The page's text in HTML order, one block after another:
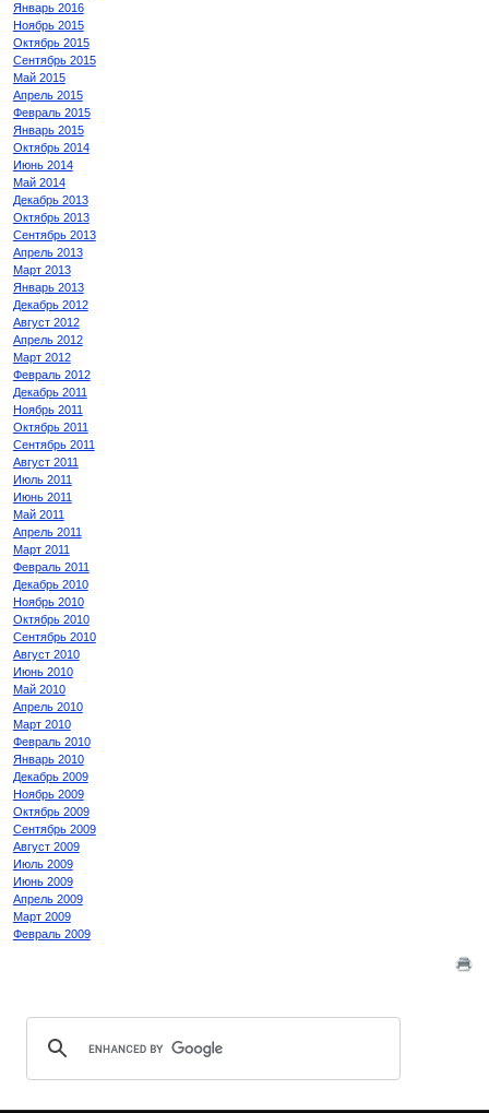
Январь 2016
Ноябрь 2015
Октябрь 2015
Сентябрь 2015
Май 2015
Апрель 2015
Февраль 2015
Январь 2015
Октябрь 2014
Июнь 2014
Май 2014
Декабрь 2013
Октябрь 2013
Сентябрь 2013
Апрель 2013
Март 2013
Январь 2013
Декабрь 2012
Август 2012
Апрель 2012
Март 2012
Февраль 2012
Декабрь 2011
Ноябрь 2011
Октябрь 2011
Сентябрь 2011
Август 2011
Июль 2011
Июнь 2011
Май 2011
Апрель 2011
Март 2011
Февраль 2011
Декабрь 2010
Ноябрь 2010
Октябрь 2010
Сентябрь 2010
Август 2010
Июнь 2010
Май 2010
Апрель 2010
Март 2010
Февраль 2010
Январь 2010
Декабрь 2009
Ноябрь 2009
Октябрь 2009
Сентябрь 2009
Август 2009
Июль 2009
Июнь 2009
Апрель 2009
Март 2009
Февраль 2009